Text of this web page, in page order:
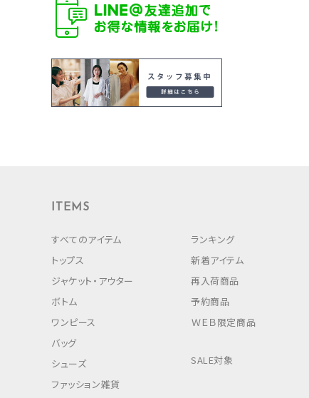
ITEMS
すべてのアイテム
トップス
ジャケット・アウター
ボトム
ワンピース
バッグ
シューズ
ファッション雑貨
ランキング
新着アイテム
再入荷商品
予約商品
ＷＥＢ限定商品
SALE対象